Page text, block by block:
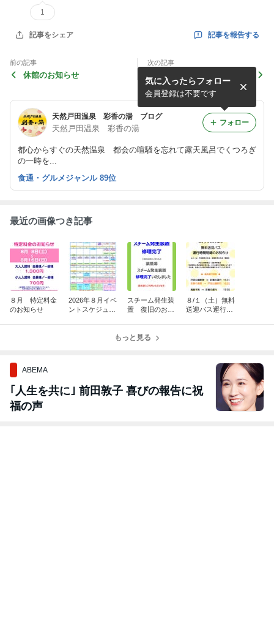
1
記事をシェア 記事を報告する
前の記事
休館のお知らせ
次の記事
天然戸田温泉 彩香の湯 ブログ
天然戸田温泉 彩香の湯
都心からすぐの天然温泉 都会の喧騒を忘れて露天風呂でくつろぎ
の一時を...
気に入ったらフォロー
会員登録は不要です
フォロー
食通・グルメジャンル 89位
最近の画像つき記事
８月 特定料金
のお知らせ
2026年８月イベ
ントスケジュー
スチーム発生装
置 復旧のお知
８/１（土）無料
送迎バス運行時
もっと見る
ABEMA
｢人生を共に｣ 前田敦子 喜びの報告に祝
福の声